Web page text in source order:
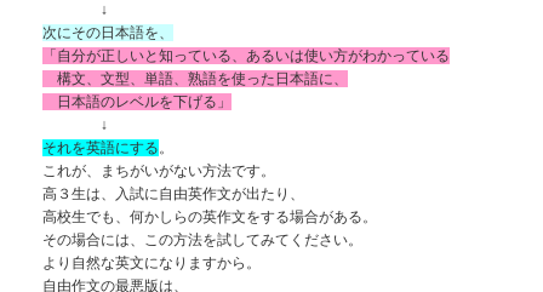
↓
次にその日本語を、
「自分が正しいと知っている、あるいは使い方がわかっている
構文、文型、単語、熟語を使った日本語に、
日本語のレベルを下げる」
↓
それを英語にする。
これが、まちがいがない方法です。
高３生は、入試に自由英作文が出たり、
高校生でも、何かしらの英作文をする場合がある。
その場合には、この方法を試してみてください。
より自然な英文になりますから。
自由作文の最悪版は、